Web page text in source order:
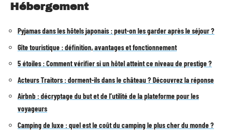
Hébergement
Pyjamas dans les hôtels japonais : peut-on les garder après le séjour ?
Gîte touristique : définition, avantages et fonctionnement
5 étoiles : Comment vérifier si un hôtel atteint ce niveau de prestige ?
Acteurs Traitors : dorment-ils dans le château ? Découvrez la réponse
Airbnb : décryptage du but et de l’utilité de la plateforme pour les
voyageurs
Camping de luxe : quel est le coût du camping le plus cher du monde ?